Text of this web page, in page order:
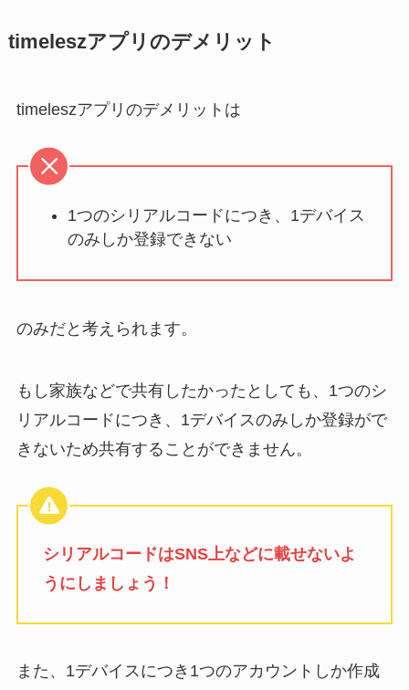
timeleszアプリのデメリット
timeleszアプリのデメリットは
1つのシリアルコードにつき、1デバイス
のみしか登録できない
のみだと考えられます。
もし家族などで共有したかったとしても、1つのシ
リアルコードにつき、1デバイスのみしか登録がで
きないため共有することができません。
シリアルコードはSNS上などに載せないよ
うにしましょう！
また、1デバイスにつき1つのアカウントしか作成